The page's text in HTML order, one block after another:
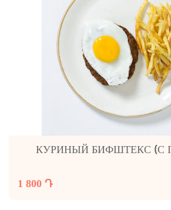
КУРИНЫЙ БИФШТЕКС (С
1 800 Դ